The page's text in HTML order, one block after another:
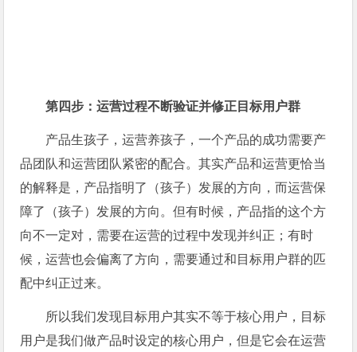
第四步：运营过程不断验证并修正目标用户群
产品生孩子，运营养孩子，一个产品的成功需要产
品团队和运营团队紧密的配合。其实产品和运营更恰当
的解释是，产品指明了（孩子）发展的方向，而运营保
障了（孩子）发展的方向。但有时候，产品指的这个方
向不一定对，需要在运营的过程中发现并纠正；有时
候，运营也会偏离了方向，需要通过和目标用户群的匹
配中纠正过来。
所以我们发现目标用户其实不等于核心用户，目标
用户是我们做产品时设定的核心用户，但是它会在运营